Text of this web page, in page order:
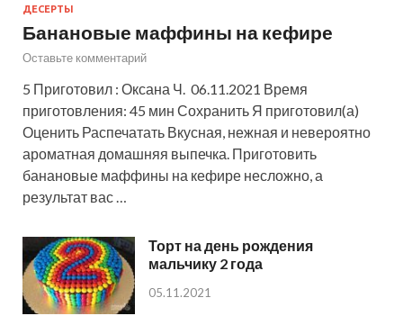
ДЕСЕРТЫ
Банановые маффины на кефире
Оставьте комментарий
5 Приготовил : Оксана Ч. 06.11.2021 Время
приготовления: 45 мин Сохранить Я приготовил(а)
Оценить Распечатать Вкусная, нежная и невероятно
ароматная домашняя выпечка. Приготовить
банановые маффины на кефире несложно, а
результат вас …
Торт на день рождения
мальчику 2 года
05.11.2021